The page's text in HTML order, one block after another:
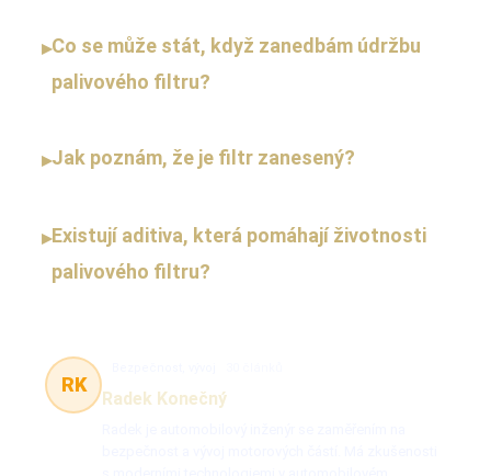
▸Co se může stát, když zanedbám údržbu
palivového filtru?
▸Jak poznám, že je filtr zanesený?
▸Existují aditiva, která pomáhají životnosti
palivového filtru?
RK
Radek Konečný